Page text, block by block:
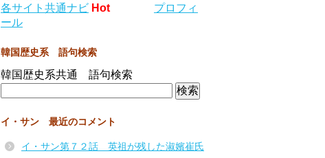
各サイト共通ナビ Hot
プロフィ
ール
韓国歴史系 語句検索
韓国歴史系共通 語句検索
イ・サン 最近のコメント
イ・サン第７２話 英祖が残した淑嬪崔氏